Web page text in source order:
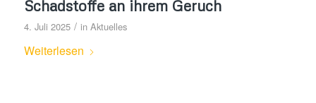
Schadstoffe an ihrem Geruch
4. Juli 2025 / in Aktuelles
Weiterlesen